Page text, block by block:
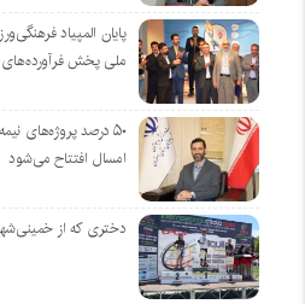
پایان المپیاد
ملی پخش فرآورده‌های
۵۰ درصد پروژه‌های
امسال افتتاح می‌شود
دختری که از